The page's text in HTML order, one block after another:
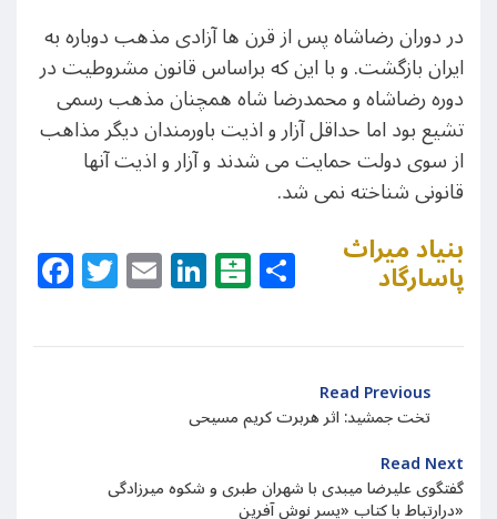
در دوران رضاشاه پس از قرن ها آزادی مذهب دوباره به
ایران بازگشت. و با این که براساس قانون مشروطیت در
دوره رضاشاه و محمدرضا شاه همچنان مذهب رسمی
تشیع بود اما حداقل آزار و اذیت باورمندان دیگر مذاهب
از سوی دولت حمایت می شدند و آزار و اذیت آنها
قانونی شناخته نمی شد.
Facebook
Twitter
EmailLinkedIn
Balatarin
Share
بنیاد میراث
پاسارگاد
Read Previous
تخت جمشید:‌ اثر هربرت کریم مسیحی
Read Next
گفتگوی علیرضا میبدی با شهران طبری و شکوه میرزادگی
درارتباط با کتاب «پسر نوش آفرین»